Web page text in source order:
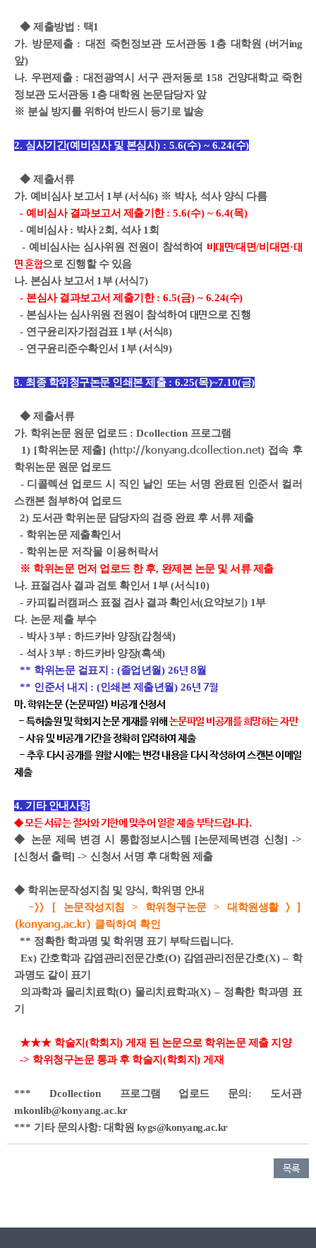
◆ 제출방법 : 택1
가. 방문제출 : 대전 죽헌정보관 도서관동 1 층 대학원 (버거ing
앞)
나. 우편제출 : 대전광역시 서구 관저동로 158 건양대학교 죽헌
정보관 도서관동 1 층 대학원 논문담당자 앞
※ 분실 방지를 위하여 반드시 등기로 발송
2. 심사기간(예비심사 및 본심사) : 5.6(수) ~ 6.24(수)
◆ 제출서류
가. 예비심사 보고서 1 부(서식6) ※ 박사, 석사 양식 다름
- 예비심사 결과보고서 제출기한: 5.6(수) ~ 6.4(목)
- 예비심사: 박사2회, 석사1 회
- 예비심사는 심사위원 전원이 참석하여 비대면/대면/비대면 ·대
면 혼합으로 진행할 수 있음
나. 본심사 보고서 1 부(서식7)
- 본심사 결과보고서 제출기한: 6.5(금) ~ 6.24(수)
- 본심사는 심사위원 전원이 참석하여 대면으로 진행
- 연구윤리자가점검표 1 부(서식8)
- 연구윤리준수확인서 1 부(서식9)
3. 최종 학위청구논문 인쇄본 제출 : 6.25(목)~7.10(금)
◆ 제출서류
가. 학위논문 원문 업로드 : Dcollection 프로그램
1) [학위논문 제출] (http://konyang.dcollection.net) 접속 후
학위논문 원문 업로드
- 디콜렉션 업로드 시 직인 날인 또는 서명 완료된 인준서 컬러
스캔본 첨부하여 업로드
2) 도서관 학위논문 담당자의 검증 완료 후 서류 제출
- 학위논문 제출확인서
- 학위논문 저작물 이용허락서
※ 학위논문 먼저 업로드 한 후, 완제본 논문 및 서류 제출
나. 표절검사 결과 검토 확인서 1 부(서식10)
- 카피킬러캠퍼스 표절 검사 결과 확인서(요약보기 ) 1부
다. 논문 제출 부수
- 박사3부 : 하드카바 양장(감청색)
- 석사3부 : 하드카바 양장(흑색)
** 학위논문 겉표지 : (졸업년월) 26년 8월
** 인준서 내지 : (인쇄본 제출년월) 26년 7월
마. 학위논문 (논문파일) 비공개 신청서
-특허출원 및 학회지 논문 게재를 위해 논문파일 비공개를 희망하는 자만
- 사유 및 비공개 기간을 정확히 입력하여 제출
- 추후 다시 공개를 원할 시에는 변경 내용을 다시 작성하여 스캔본 이메일
제출
4. 기타 안내사항
◆ 모든 서류는 절차와 기한에 맞추어 일괄 제출 부탁드립니다.
◆ 논문 제목 변경 시 통합정보시스템 [논문제목변경 신청] ->
[신청서 출력] -> 신청서 서명 후 대학원 제출
◆ ​ 학위논문작성지침 및 양식, 학위명 안내
->>
논문작성지침 > 학위청구논문 >대학원생활 > ]
(konyang.ac.kr) 클릭하여 확인
** 정확한 학과명 및 학위명 표기 부탁드립니다.
Ex) 간호학과 감염관리전문간호(O) 감염관리전문간호(X)– 학
과명도 같이 표기
의과학과 물리치료학(O) 물리치료학과(X)– 정확한 학과명 표
기
★★★ 학술지 (학회지 ) 게재 된 논문으로 학위논문 제출 지양
-> 학위청구논문 통과 후 학술지 (학회지 ) 게재
*** Dcollection 프로그램 업로드 문의 : 도서관
mkonlib@konyang.ac.kr
*** 기타 문의사항: 대학원 kygs@konyang.ac.kr
목록